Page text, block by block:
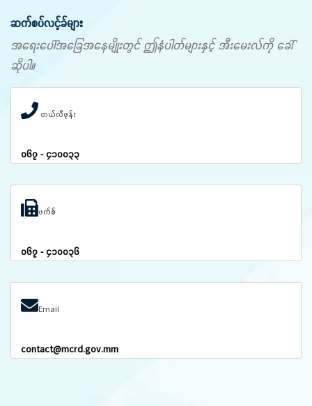
ဆက်စပ်လင့်ခ်များ
အရေးပေါ်အခြေအနေမျိုးတွင် ဤနံပါတ်များနှင့် အီးမေးလ်ကို ခေါ်
ဆိုပါ။
တယ်လီဖုန်း
၀၆၇ - ၄၁၀၀၃၃
ဖက်စ်
၀၆၇ - ၄၁၀၀၃၆
Email
contact@mcrd.gov.mm